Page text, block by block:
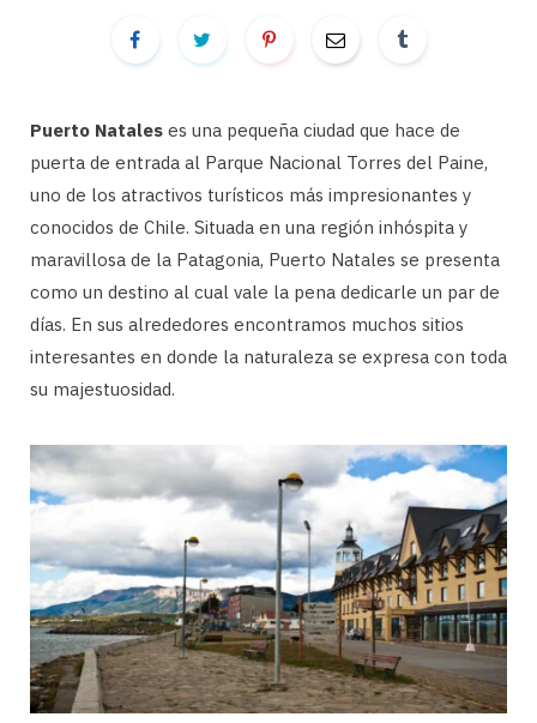
Puerto Natales es una pequeña ciudad que hace de
puerta de entrada al Parque Nacional Torres del Paine,
uno de los atractivos turísticos más impresionantes y
conocidos de Chile. Situada en una región inhóspita y
maravillosa de la Patagonia, Puerto Natales se presenta
como un destino al cual vale la pena dedicarle un par de
días. En sus alrededores encontramos muchos sitios
interesantes en donde la naturaleza se expresa con toda
su majestuosidad.